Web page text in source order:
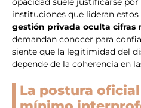
instituciones que lideran
gestión privada oculta cifras
demandan conocer para
siente que la legitimidad del
depende de la coherencia en
La postura